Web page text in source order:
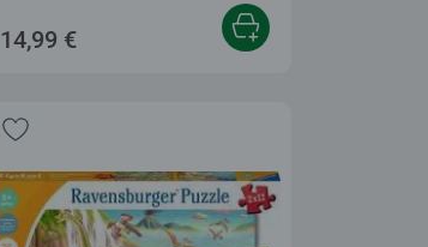
14,99 €